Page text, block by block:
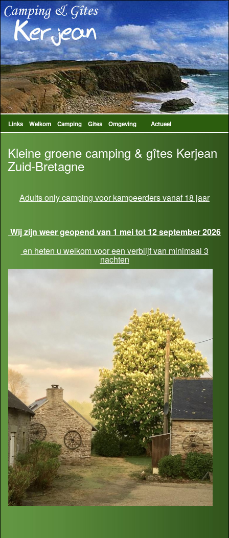
Links Welkom Camping Gites Omgeving Actueel
Kleine groene camping & gîtes Kerjean
Zuid-Bretagne
Adults only camping voor kampeerders vanaf 18 jaar
Wij zijn weer geopend van 1 mei tot 12 september 2026
en heten u welkom voor een verblijf van minimaal 3
nachten